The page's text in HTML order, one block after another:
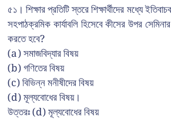
৫১। শিক্ষার প্রতিটি স্তরে শিক্ষার্থীদের মধ্যে
সহপাঠক্রমিক কার্যাবলি হিসেবে কীসের উপর
করতে হবে?
(a) সমাজবিদ্যার বিষয়
(b) গণিতের বিষয়
(c) বিভিন্ন মনীষীদের বিষয়
(d) মূল্যবোধের বিষয়।
উত্তরঃ (d) মূল্যবোধের বিষয়